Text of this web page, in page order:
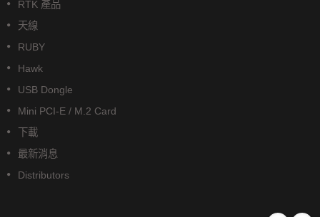
RTK 產品
天線
RUBY
Hawk
USB Dongle
Mini PCI-E / M.2 Card
下載
最新消息
Distributors